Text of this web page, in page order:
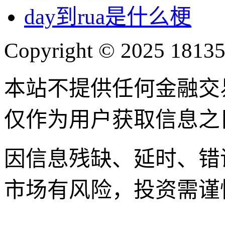
day到rua是什么梗
Copyright © 2025
本站不提供任何金融
仅作为用户获取信息
因信息残缺、延时、
市场有风险，投资需